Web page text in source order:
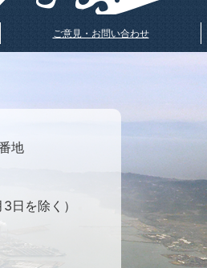
ご意見・お問い合わせ
地
日を除く）